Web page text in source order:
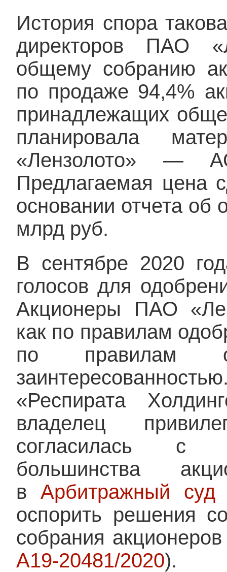
История спора
директоров ПАО
общему собранию
по продаже 94,4%
принадлежащих
планировала
«Лензолото» —
Предлагаемая цена
основании отчета об
млрд руб.
В сентябре 2020
голосов для
Акционеры ПАО
как по правилам
по правилам
«Респирата
владелец
согласилась с
большинства
в Арбитражный суд
оспорить решения
собрания
А19-20481/2020).